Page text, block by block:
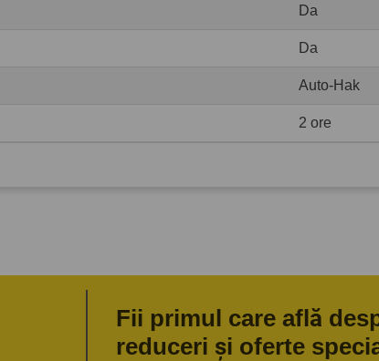
Da
Da
Auto-Hak
2 ore
Fii primul care află
reduceri și oferte